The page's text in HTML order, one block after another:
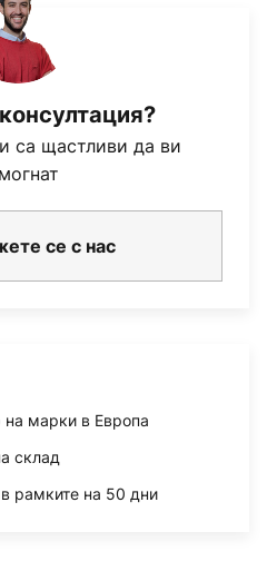
са щастливи да ви
се с нас
на марки в Европа
склад
рамките на 50 дни